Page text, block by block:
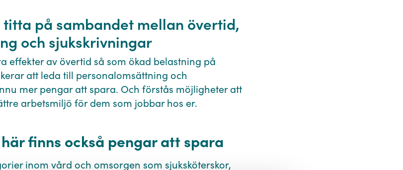
på sambandet mellan övertid,
och sjukskrivningar
effekter av övertid så som ökad belastning på
att leda till personalomsättning och
mer pengar att spara. Och förstås möjligheter att
arbetsmiljö för dem som jobbar hos er.
finns också pengar att spara
inom vård och omsorgen som sjuksköterskor,